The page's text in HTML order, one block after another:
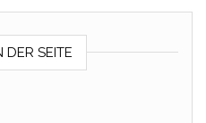
DER SEITE